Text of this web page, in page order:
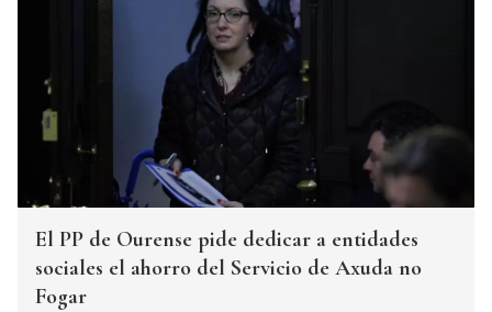
El PP de Ourense pide dedicar a entidades
sociales el ahorro del Servicio de Axuda no
Fogar